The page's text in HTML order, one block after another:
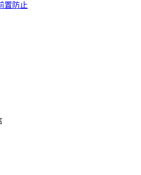
置防止